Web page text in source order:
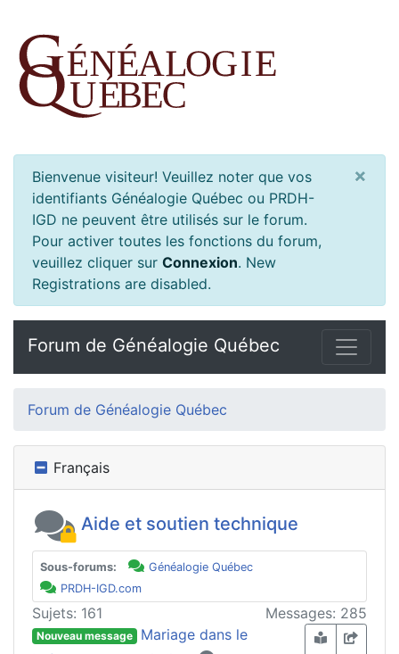
Bienvenue visiteur! Veuillez noter que vos
identifiants Généalogie Québec ou PRDH-
IGD ne peuvent être utilisés sur le forum.
Pour activer toutes les fonctions du forum,
veuillez cliquer sur Connexion. New
Registrations are disabled.
×
Forum de Généalogie Québec
Forum de Généalogie Québec
Français
Aide et soutien technique
Sous-forums:
Généalogie Québec
PRDH-IGD.com
Sujets: 161 Messages: 285
Nouveau message
Mariage dans le